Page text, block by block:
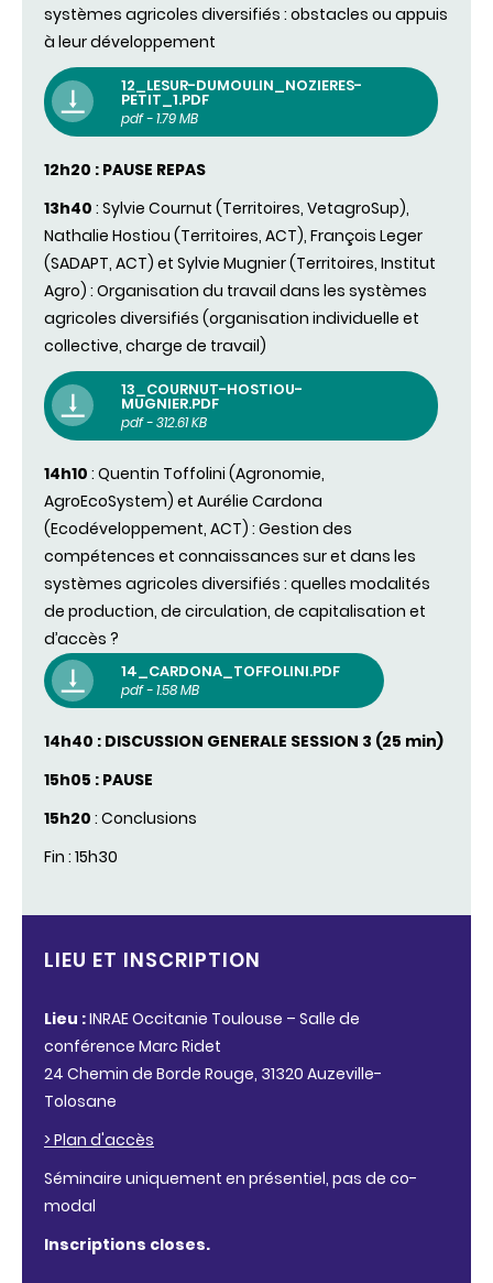
systèmes agricoles diversifiés : obstacles ou appuis
à leur développement
12_LESUR-DUMOULIN_NOZIERES-
PETIT_1.PDF
pdf - 1.79 MB
12h20 : PAUSE REPAS
13h40 : Sylvie Cournut (Territoires, VetagroSup),
Nathalie Hostiou (Territoires, ACT), François Leger
(SADAPT, ACT) et Sylvie Mugnier (Territoires, Institut
Agro) : Organisation du travail dans les systèmes
agricoles diversifiés (organisation individuelle et
collective, charge de travail)
13_COURNUT-HOSTIOU-
MUGNIER.PDF
pdf - 312.61 KB
14h10 : Quentin Toffolini (Agronomie,
AgroEcoSystem) et Aurélie Cardona
(Ecodéveloppement, ACT) : Gestion des
compétences et connaissances sur et dans les
systèmes agricoles diversifiés : quelles modalités
de production, de circulation, de capitalisation et
d’accès ?
14_CARDONA_TOFFOLINI.PDF
pdf - 1.58 MB
14h40 : DISCUSSION GENERALE SESSION 3 (25 min)
15h05 : PAUSE
15h20 : Conclusions
Fin : 15h30
LIEU ET INSCRIPTION
Lieu :INRAE Occitanie Toulouse – Salle de
conférence Marc Ridet
24 Chemin de Borde Rouge, 31320 Auzeville-
Tolosane
> Plan d'accès
Séminaire uniquement en présentiel, pas de co-
modal
Inscriptions closes.